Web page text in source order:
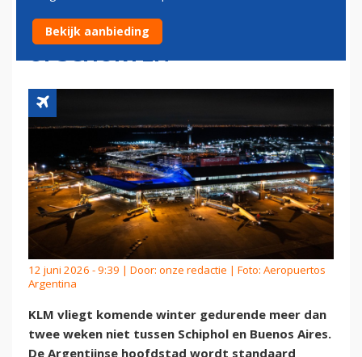
BUENOS AIRES TIJDELIJK
OPSCHORTEN
12 juni 2026 - 9:39 | Door: onze redactie | Foto: Aeropuertos
Argentina
KLM vliegt komende winter gedurende meer dan
twee weken niet tussen Schiphol en Buenos Aires.
De Argentijnse hoofdstad wordt standaard
Bekijk aanbieding